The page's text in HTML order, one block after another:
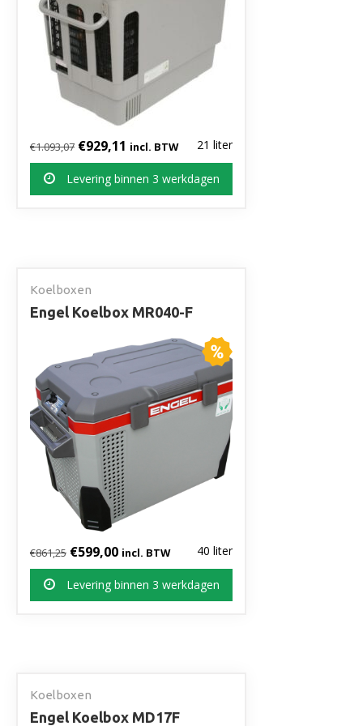
21 liter
€1.093,07 Oorspronkelijke prijs was: €1.093,07.
€929,11 Huidige prijs is: €929,11.
incl. BTW
Levering binnen 3 werkdagen
Koelboxen
Engel Koelbox MR040-F
40 liter
€861,25 Oorspronkelijke prijs was: €861,25.
€599,00Huidige prijs is: €599,00.
incl. BTW
Levering binnen 3 werkdagen
Koelboxen
Engel Koelbox MD17F